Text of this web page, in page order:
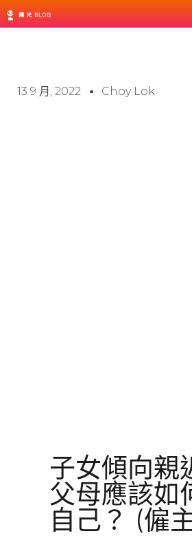
13 9 月, 2022 Choy Lok
子女傾向親
父母應該如
自己？ (僱